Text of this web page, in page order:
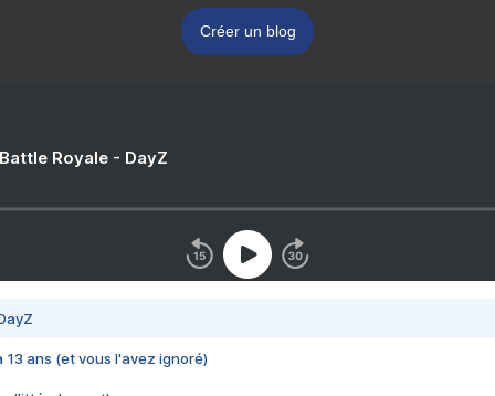
Créer un blog
Royale - DayZ
13 ans (et vous l'avez ignoré)